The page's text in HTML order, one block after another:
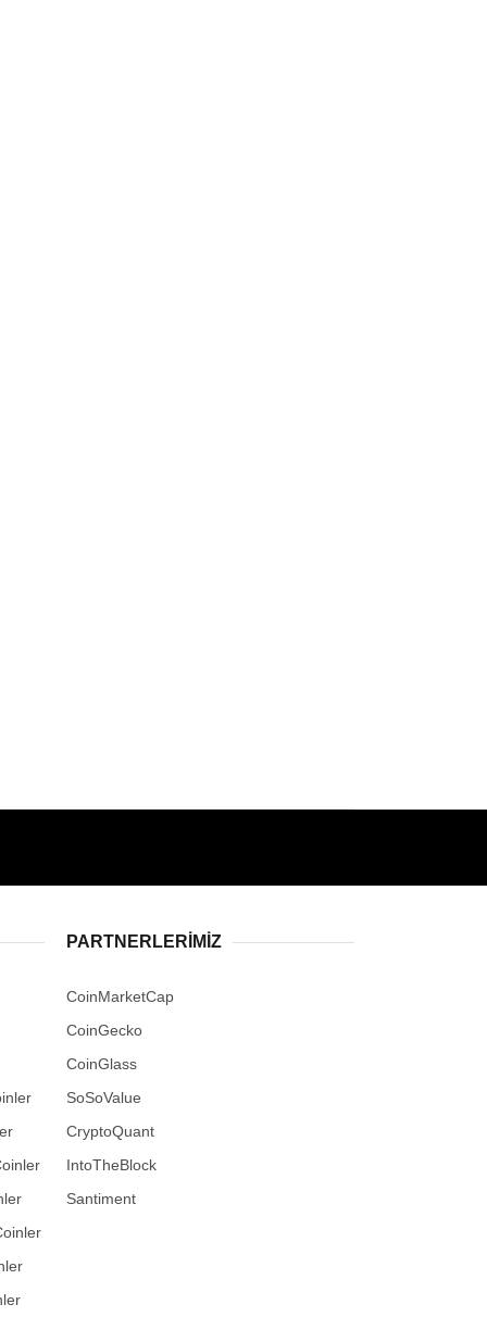
PARTNERLERIMIZ
CoinMarketCap
CoinGecko
CoinGlass
SoSoValue
CryptoQuant
IntoTheBlock
Santiment